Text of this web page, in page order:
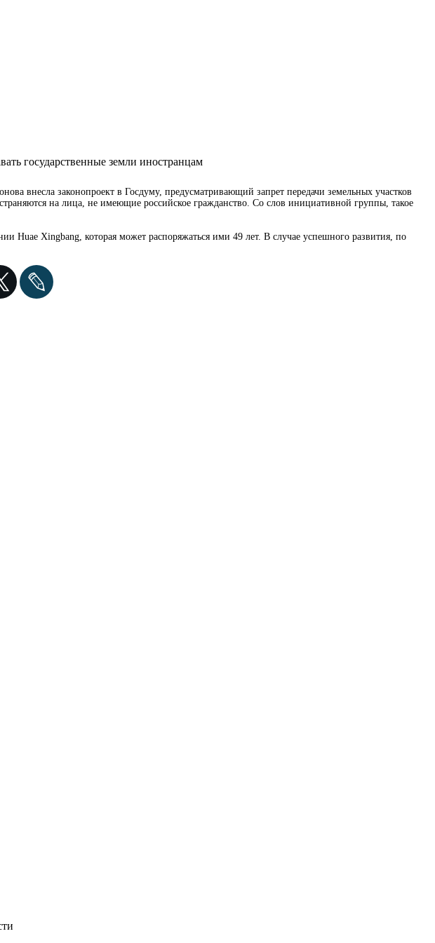
внесла законопроект в Госдуму, предусматривающий запрет передачи земельных участков
на лица, не имеющие российское гражданство. Со слов инициативной группы, такое
Huae Xingbang, которая может распоряжаться ими 49 лет. В случае успешного развития, по